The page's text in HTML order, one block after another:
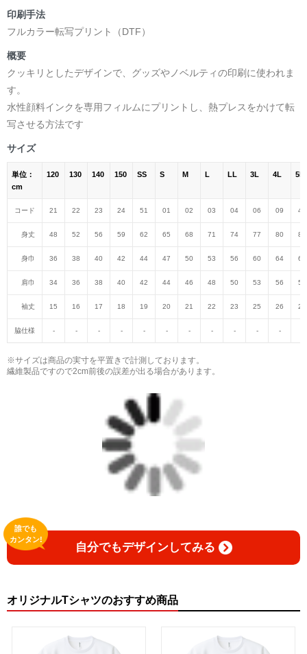
印刷手法
フルカラー転写プリント（DTF）
概要
クッキリとしたデザインで、グッズやノベルティの印刷に使われま
す。
水性顔料インクを専用フィルムにプリントし、熱プレスをかけて転
写させる方法です
サイズ
単位：
cm
120 130 140 150 SS S M L LL 3L 4L 5L
コード 21 22 23 24 51 01 02 03 04 06 09 47
身丈 48 52 56 59 62 65 68 71 74 77 80 82
身巾 36 38 40 42 44 47 50 53 56 60 64 68
肩巾 34 36 38 40 42 44 46 48 50 53 56 59
袖丈 15 16 17 18 19 20 21 22 23 25 26 27
脇仕様 - - - - - - - - - - -
※サイズは商品の実寸を平置きで計測しております。
繊維製品ですので2cm前後の誤差が出る場合があります。
自分でもデザインしてみる
誰でも
カンタン!
オリジナルTシャツのおすすめ商品